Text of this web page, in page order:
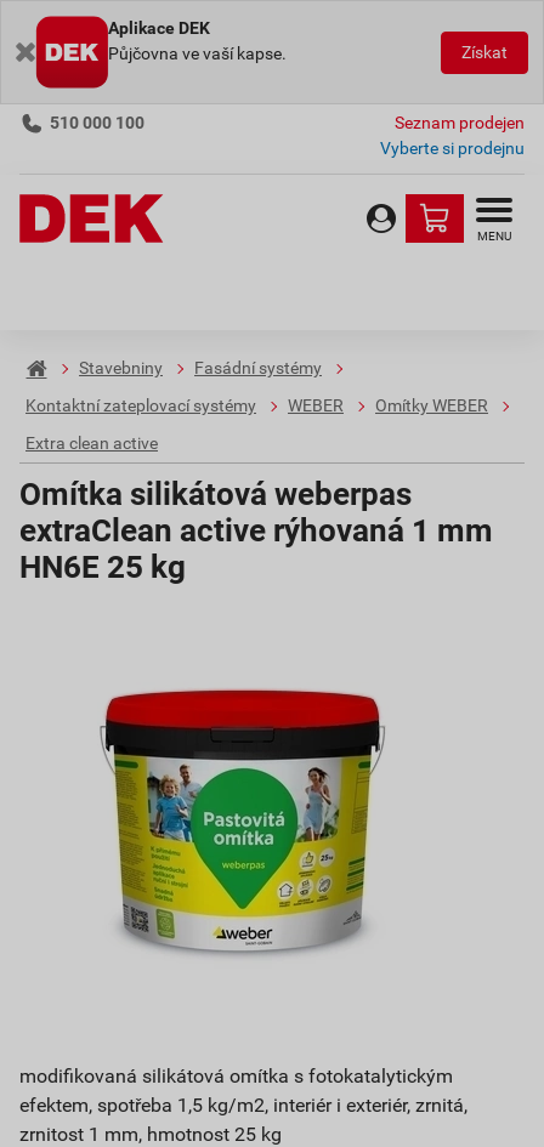
Aplikace DEK
Půjčovna ve vaší kapse.
Získat
510 000 100
Seznam prodejen
Vyberte si prodejnu
MENU
Stavebniny
Fasádní systémy
Kontaktní zateplovací systémy
WEBER
Omítky WEBER
Extra clean active
Omítka silikátová weberpas
extraClean active rýhovaná 1 mm
HN6E 25 kg
modifikovaná silikátová omítka s fotokatalytickým
efektem, spotřeba 1,5 kg/m2, interiér i exteriér, zrnitá,
zrnitost 1 mm, hmotnost 25 kg